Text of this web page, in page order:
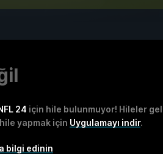
24 için hile bulunmuyor! Hileler
hile yapmak için Uygulamayı indir.
bilgi edinin